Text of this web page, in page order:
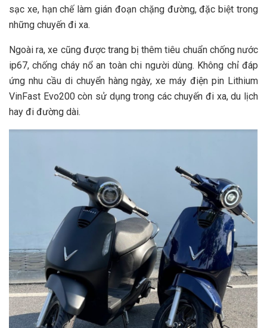
sạc xe, hạn chế làm gián đoạn chặng đường, đặc biệt trong
những chuyến đi xa.
Ngoài ra, xe cũng được trang bị thêm tiêu chuẩn chống nước
ip67, chống cháy nổ an toàn chi người dùng. Không chỉ đáp
ứng nhu cầu di chuyển hàng ngày, xe máy điện pin Lithium
VinFast Evo200 còn sử dụng trong các chuyến đi xa, du lịch
hay đi đường dài.